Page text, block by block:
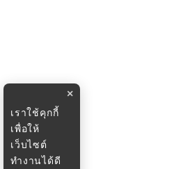
×
เราใช้คุกกี้
เพื่อให้
เว็บไซต์
ทำงานได้ดี